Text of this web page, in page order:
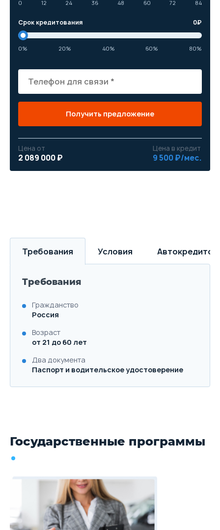
0 12 24 36 48 60 72 84
Срок кредитования 0₽
0% 20% 40% 60% 80%
Получить предложение
Цена от
2 089 000 ₽
Цена в кредит
9 500 ₽/мес.
Требования Условия
Требования
Гражданство
Россия
Возраст
от 21 до 60 лет
Два документа
Паспорт и водительское удостоверение
Государственные программы